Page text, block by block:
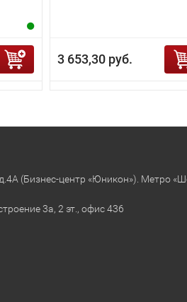
3 653,30 руб.
(Бизнес-центр «Юникон»). Метро
3а, 2 эт., офис 436